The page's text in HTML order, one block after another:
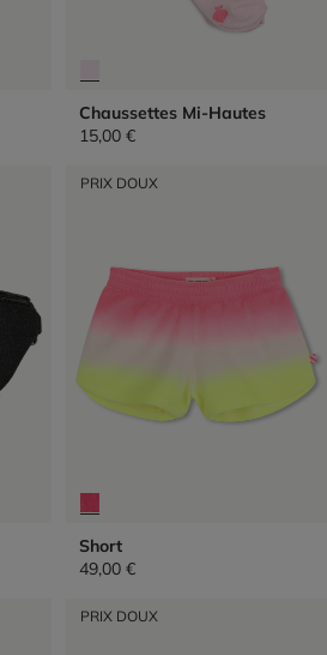
Chaussettes Mi-Hautes
15,00 €
PRIX DOUX
Short
49,00 €
PRIX DOUX